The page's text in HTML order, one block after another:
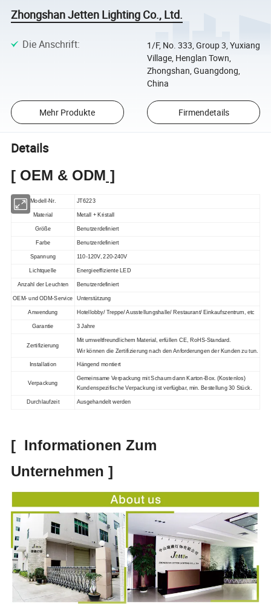
Zhongshan Jetten Lighting Co., Ltd.
Die Anschrift:
1/F, No. 333, Group 3, Yuxiang
Village, Henglan Town,
Zhongshan, Guangdong,
China
Mehr Produkte Firmendetails
Details
[ OEM & ODM ]
Modell-Nr. JT6223
Material Metall + Kristall
Größe Benutzerdefiniert
Farbe Benutzerdefiniert
Spannung 110-120V, 220-240V
Lichtquelle EnergieeffizienteLED
Anzahl der Leuchten Benutzerdefiniert
OEM- und ODM-Service Unterstützung
Anwendung Hotellobby/ Treppe/ Ausstellungshalle/ Restaurant/ Einkaufszentrum, etc
Garantie 3 Jahre
Zertifizierung
Mit umweltfreundlichem Material, erfüllen CE, RoHS-Standard.
Wir können die Zertifizierung nach den Anforderungen der Kunden zu tun.
Installation Hängend montiert
Verpackung
Gemeinsame Verpackung mitSchaum dann Karton-Box . (Kostenlos)
Kundenspezifische Verpackung ist verfügbar, min. Bestellung 30 Stück.
Durchlaufzeit Ausgehandelt werden
[ Informationen Zum
Unternehmen ]